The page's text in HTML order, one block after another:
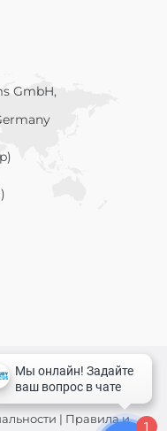
GmbH,
| Правила и
1